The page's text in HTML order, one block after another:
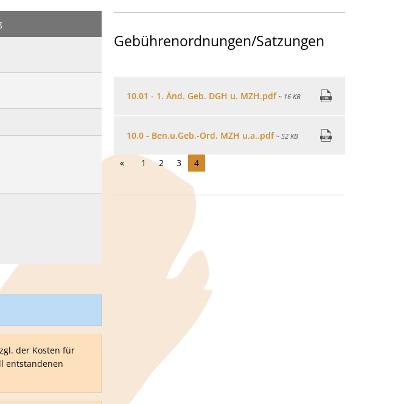
der Kosten für
entstandenen
Gebührenordnungen/Satzungen
10.01 - 1. Änd. Geb. DGH u. MZH.pdf~ 16 KB
10.0 - Ben.u.Geb.-Ord. MZH u.a..pdf~ 52 KB
1 2 3 4